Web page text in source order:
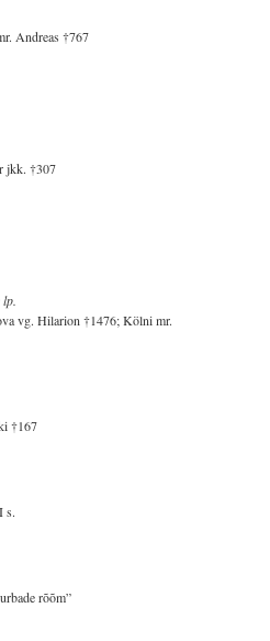
Andreas †767
jkk. †307
vg. Hilarion †1476; Kölni mr.
†167
s.
rõõm”